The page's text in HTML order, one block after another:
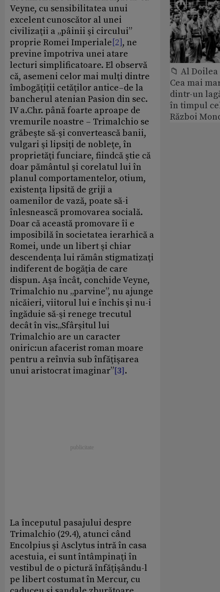
Veyne, cu sensibilitatea unui
excelent cunoscător al unei
civilizaţii a „pâinii şi circului”
proprie Romei Imperiale[2], ne
previne împotriva unei atare
lecturi simplificatoare. El observă
că, asemeni celor mai mulţi dintre
îmbogăţiţii cetăţilor antice–de la
bancherul atenian Pasion din sec.
IV a.Chr. până foarte aproape de
vremurile noastre – Trimalchio se
grăbeşte să-şi convertească banii,
vulgari şi lipsiţi de nobleţe, în
proprietăţi funciare, fiindcă ştie că
doar pământul şi corelatul lui în
planul comportamentelor, otium,
existenţa lipsită de griji a
oamenilor de vază, poate să-i
înlesnească promovarea socială.
Doar că această promovare îi e
imposibilă în societatea ierarhică a
Romei, unde un libert şi chiar
descendenţa lui rămân stigmatizaţi
indiferent de bogăţia de care
dispun. Aşa încât, conchide Veyne,
Trimalchio nu „parvine”, nu ajunge
nicăieri, viitorul lui e închis şi nu-i
îngăduie să-şi renege trecutul
decât în vis:„Sfârşitul lui
Trimalchio are un caracter
oniric:un afacerist roman moare
pentru a reînvia sub înfăţişarea
unui aristocrat imaginar”[3].
La începutul pasajului despre
Trimalchio (29.4), atunci când
Encolpius şi Asclytus intră în casa
acestuia, ei sunt întâmpinaţi în
vestibul de o pictură înfăţişându-l
pe libert costumat în Mercur, cu
📁 Al
Cea mai
dintr-un
în timpul
Război